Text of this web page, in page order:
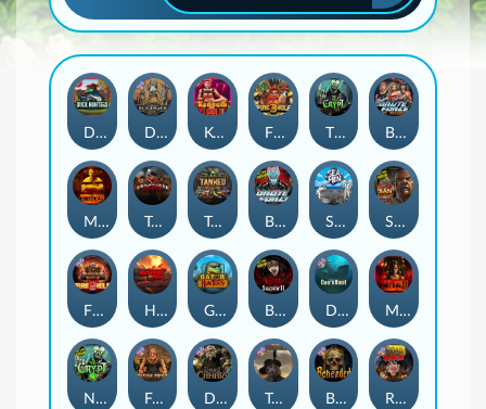
Seamen
Duck Hunters Fire in the Hole 3
Highway to Hell
Brute Force
Mental 2
Tombstone Slaughter San Quentin 2: Death Row
Blood & Shadow 2
Mental
The Crypt
Deadwood R.I.P
Beheaded
Brute Force: Alien Onslaught
Nexus The Crypt
Gator Hunters
Kenneth Must Die
Tombstone RIP
Fire in the Hole 2
Tanked
Folsom Prison
Das xBoot
Road Rage
Dead Canary